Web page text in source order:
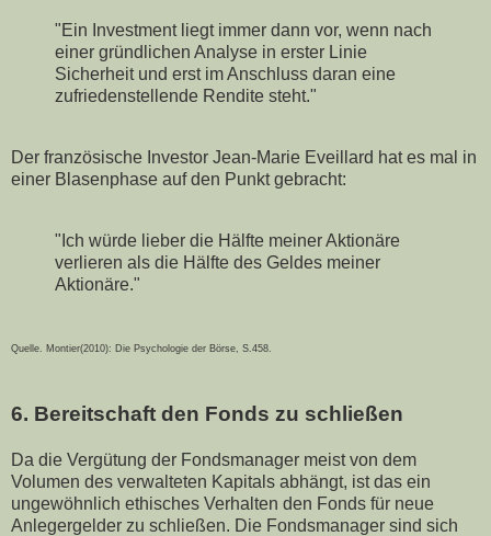
"Ein Investment liegt immer dann vor, wenn nach
einer gründlichen Analyse in erster Linie
Sicherheit und erst im Anschluss daran eine
zufriedenstellende Rendite steht."
Der französische Investor Jean-Marie Eveillard hat es mal in
einer Blasenphase auf den Punkt gebracht:
"Ich würde lieber die Hälfte meiner Aktionäre
verlieren als die Hälfte des Geldes meiner
Aktionäre."
Quelle. Montier(2010): Die Psychologie der Börse, S.458.
6. Bereitschaft den Fonds zu schließen
Da die Vergütung der Fondsmanager meist von dem
Volumen des verwalteten Kapitals abhängt, ist das ein
ungewöhnlich ethisches Verhalten den Fonds für neue
Anlegergelder zu schließen. Die Fondsmanager sind sich